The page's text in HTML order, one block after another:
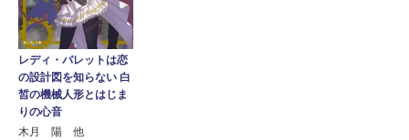
レディ・バレットは恋
の設計図を知らない 白
皙の機械人形とはじま
りの心音
木月 陽 他